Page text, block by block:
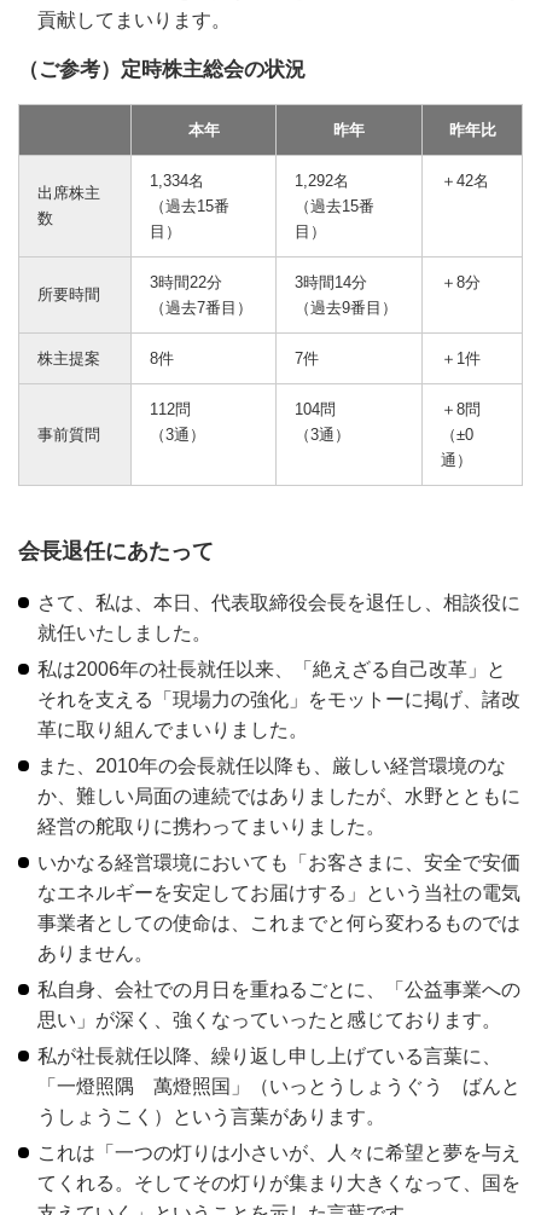
貢献してまいります。
（ご参考）定時株主総会の状況
本年 昨年 昨年比
出席株主
数
1,334名
（過去15番
目）
1,292名
（過去15番
目）
＋42名
所要時間
3時間22分
（過去7番目）
3時間14分
（過去9番目）
＋8分
株主提案 8件 7件 ＋1件
事前質問
112問
（3通）
104問
（3通）
＋8問
（±0
通）
会長退任にあたって
さて、私は、本日、代表取締役会長を退任し、相談役に
就任いたしました。
私は2006年の社長就任以来、「絶えざる自己改革」と
それを支える「現場力の強化」をモットーに掲げ、諸改
革に取り組んでまいりました。
また、2010年の会長就任以降も、厳しい経営環境のな
か、難しい局面の連続ではありましたが、水野とともに
経営の舵取りに携わってまいりました。
いかなる経営環境においても「お客さまに、安全で安価
なエネルギーを安定してお届けする」という当社の電気
事業者としての使命は、これまでと何ら変わるものでは
ありません。
私自身、会社での月日を重ねるごとに、「公益事業への
思い」が深く、強くなっていったと感じております。
私が社長就任以降、繰り返し申し上げている言葉に、
「一燈照隅 萬燈照国」（いっとうしょうぐう ばんと
うしょうこく）という言葉があります。
これは「一つの灯りは小さいが、人々に希望と夢を与え
てくれる。そしてその灯りが集まり大きくなって、国を